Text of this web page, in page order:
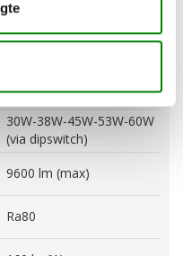
dipswich)
220-240V AC
50-60 Hz
30W-38W-45W-53W-60W
(via dipswitch)
9600 lm (max)
Ra80